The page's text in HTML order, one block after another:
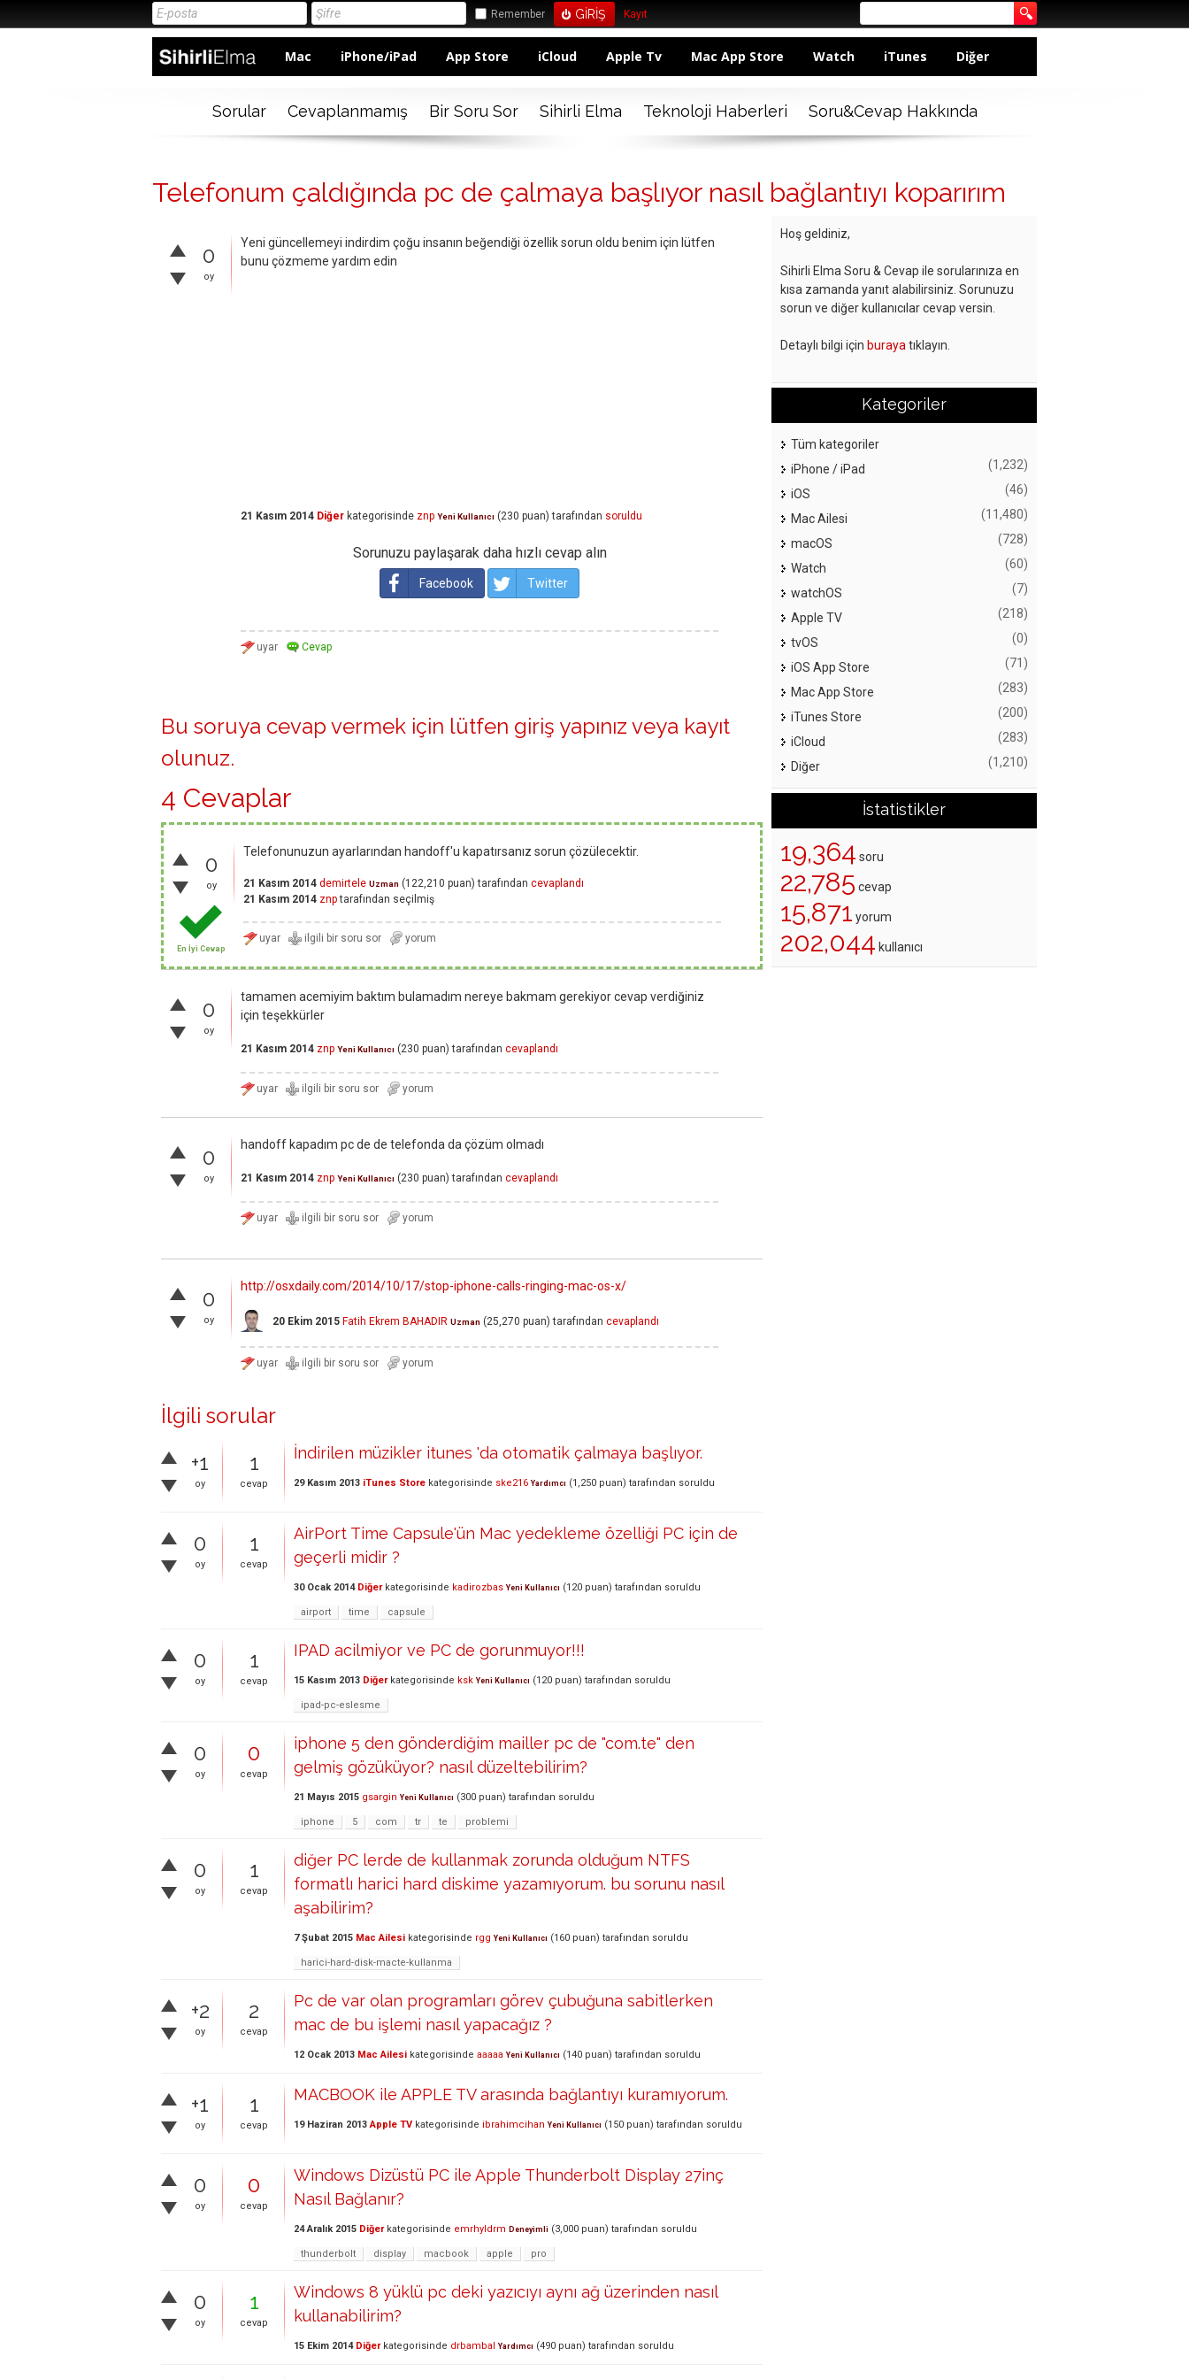
Remember Kayıt
Mac iPhone/iPad App Store iCloud Apple Tv Mac App Store Watch iTunes Diğer
Sorular Cevaplanmamış Bir Soru Sor Sihirli Elma Teknoloji Haberleri Soru&Cevap Hakkında
Telefonum çaldığında pc de çalmaya başlıyor nasıl bağlantıyı koparırım
0
oy
Yeni güncellemeyi indirdim çoğu insanın beğendiği özellik sorun oldu benim için lütfen
bunu çözmeme yardım edin
21 Kasım 2014 Diğer kategorisinde znp Yeni Kullanıcı (230 puan) tarafından soruldu
Sorunuzu paylaşarak daha hızlı cevap alın
Facebook Twitter
Bu soruya cevap vermek için lütfen giriş yapınız veya kayıt
olunuz.
4 Cevaplar
0
oy
En İyi Cevap
Telefonunuzun ayarlarından handoff'u kapatırsanız sorun çözülecektir.
21 Kasım 2014 demirtele Uzman (122,210 puan) tarafından cevaplandı
21 Kasım 2014 znptarafından seçilmiş
0
oy
tamamen acemiyim baktım bulamadım nereye bakmam gerekiyor cevap verdiğiniz
için teşekkürler
21 Kasım 2014 znp Yeni Kullanıcı (230 puan) tarafından cevaplandı
0
oy
handoff kapadım pc de de telefonda da çözüm olmadı
21 Kasım 2014 znp Yeni Kullanıcı (230 puan) tarafından cevaplandı
0
oy
http://osxdaily.com/2014/10/17/stop-iphone-calls-ringing-mac-os-x/
20 Ekim 2015 Fatih Ekrem BAHADIR Uzman (25,270 puan) tarafından cevaplandı
İlgili sorular
+1
oy
1
cevap
İndirilen müzikler itunes 'da otomatik çalmaya başlıyor.
29 Kasım 2013 iTunes Store kategorisinde ske216 Yardımcı (1,250 puan) tarafından soruldu
0
oy
1
cevap
AirPort Time Capsule'ün Mac yedekleme özelliği PC için de
geçerli midir ?
30 Ocak 2014 Diğerkategorisinde kadirozbas Yeni Kullanıcı (120 puan) tarafından soruldu
airport time capsule
0
oy
1
cevap
IPAD acilmiyor ve PC de gorunmuyor!!!
15 Kasım 2013 Diğerkategorisinde ksk Yeni Kullanıcı (120 puan) tarafından soruldu
ipad-pc-eslesme
0
oy
0
cevap
iphone 5 den gönderdiğim mailler pc de "com.te" den
gelmiş gözüküyor? nasıl düzeltebilirim?
21 Mayıs 2015 gsargin Yeni Kullanıcı (300 puan) tarafından soruldu
iphone 5 com tr te problemi
0
oy
1
cevap
diğer PC lerde de kullanmak zorunda olduğum NTFS
formatlı harici hard diskime yazamıyorum. bu sorunu nasıl
aşabilirim?
7 Şubat 2015 Mac Ailesi kategorisinde rgg Yeni Kullanıcı (160 puan) tarafından soruldu
harici-hard-disk-macte-kullanma
+2
oy
2
cevap
Pc de var olan programları görev çubuğuna sabitlerken
mac de bu işlemi nasıl yapacağız ?
12 Ocak 2013 Mac Ailesi kategorisinde aaaaa Yeni Kullanıcı (140 puan) tarafından soruldu
+1
oy
1
cevap
MACBOOK ile APPLE TV arasında bağlantıyı kuramıyorum.
19 Haziran 2013 Apple TV kategorisinde ibrahimcihan Yeni Kullanıcı (150 puan) tarafından soruldu
0
oy
0
cevap
Windows Dizüstü PC ile Apple Thunderbolt Display 27inç
Nasıl Bağlanır?
24 Aralık 2015 Diğerkategorisinde emrhyldrm Deneyimli (3,000 puan) tarafından soruldu
thunderbolt display macbook apple pro
0
oy
1
cevap
Windows 8 yüklü pc deki yazıcıyı aynı ağ üzerinden nasıl
kullanabilirim?
15 Ekim 2014 Diğerkategorisinde drbambal Yardımcı (490 puan) tarafından soruldu
Hoş geldiniz,
Sihirli Elma Soru & Cevap ile sorularınıza en
kısa zamanda yanıt alabilirsiniz. Sorunuzu
sorun ve diğer kullanıcılar cevap versin.
Detaylı bilgi için buraya tıklayın.
Kategoriler
Tüm kategoriler
iPhone / iPad
(1,232)
iOS (46)
Mac Ailesi (11,480)
macOS (728)
Watch (60)
watchOS (7)
Apple TV (218)
tvOS (0)
iOS App Store (71)
Mac App Store (283)
iTunes Store (200)
iCloud (283)
Diğer (1,210)
İstatistikler
19,364 soru
22,785 cevap
15,871 yorum
202,044 kullanıcı